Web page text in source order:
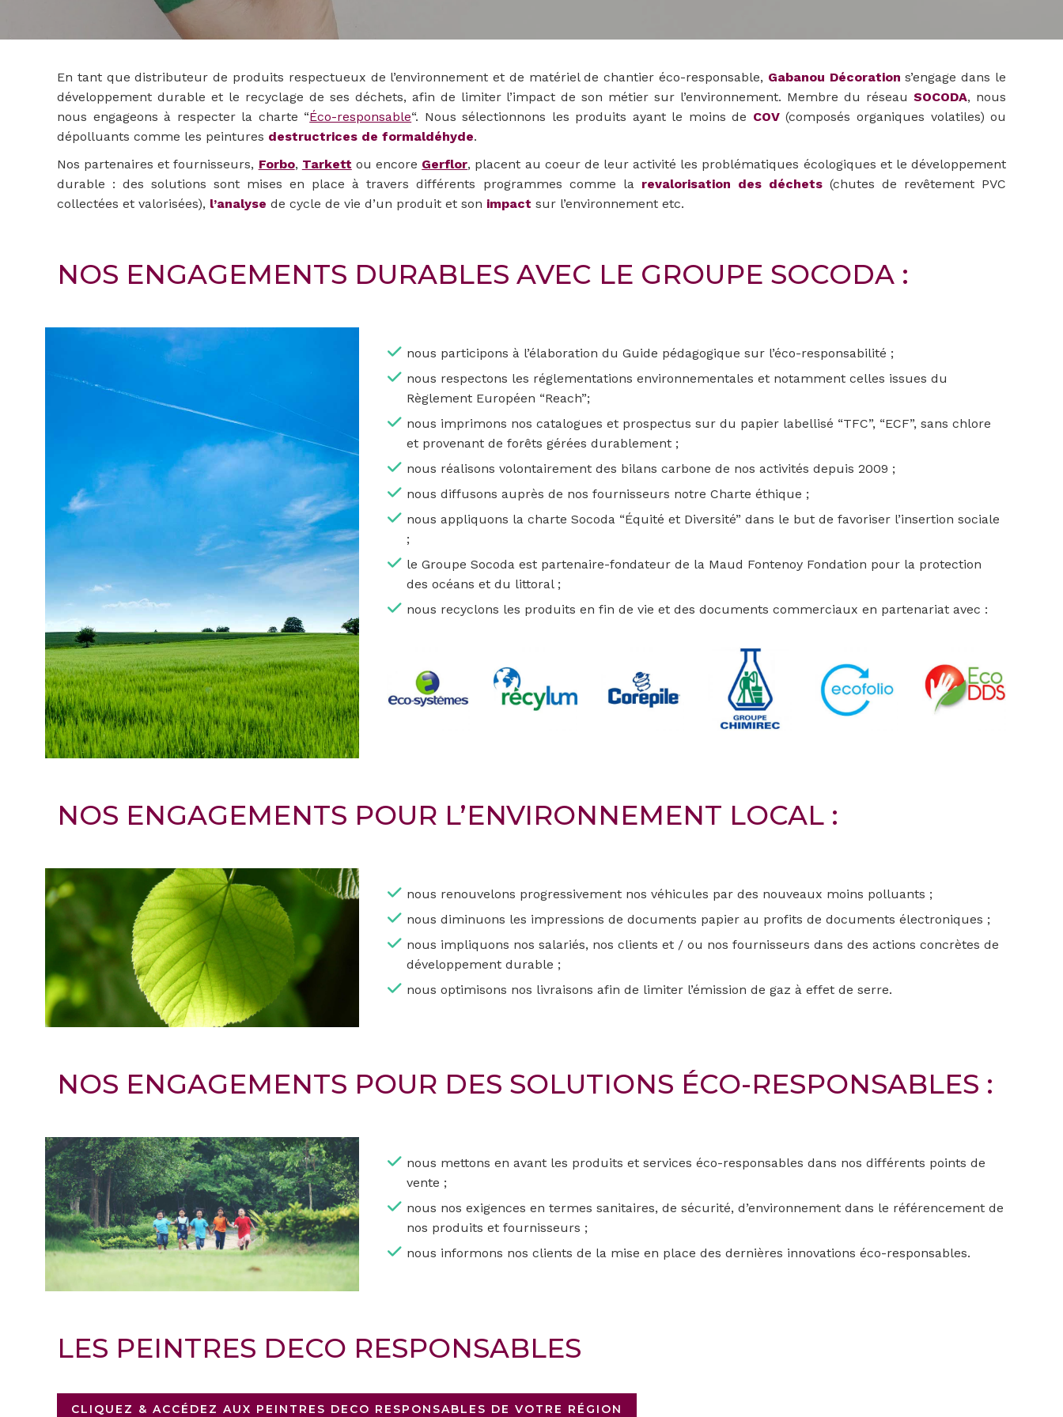
En tant que distributeur de produits respectueux de l’environnement et de matériel de chantier éco-responsable, Gabanou Décoration s’engage dans le
développement durable et le recyclage de ses déchets, afin de limiter l’impact de son métier sur l’environnement. Membre du réseauSOCODA, nous
nous engageons à respecter la charte “Éco-responsable“. Nous sélectionnons les produits ayant le moins de COV(composés organiques volatiles) ou
dépolluants comme les peintures destructrices de formaldéhyde.
Nos partenaires et fournisseurs, Forbo, Tarkett ou encore Gerflor, placent au coeur de leur activité les problématiques écologiques et le développement
durable : des solutions sont mises en place à travers différents programmes comme la revalorisation des déchets(chutes de revêtement PVC
collectées et valorisées), l’analyse de cycle de vie d’un produit et son impact sur l’environnement etc.
NOS ENGAGEMENTS DURABLES AVEC LE GROUPE SOCODA :
nous participons à l’élaboration du Guide pédagogique sur l’éco-responsabilité ;
nous respectons les réglementations environnementales et notamment celles issues du
Règlement Européen “Reach”;
nous imprimons nos catalogues et prospectus sur du papier labellisé “TFC”, “ECF”, sans chlore
et provenant de forêts gérées durablement ;
nous réalisons volontairement des bilans carbone de nos activités depuis 2009 ;
nous diffusons auprès de nos fournisseurs notre Charte éthique ;
nous appliquons la charte Socoda “Équité et Diversité” dans le but de favoriser l’insertion sociale
;
le Groupe Socoda est partenaire-fondateur de la Maud Fontenoy Fondation pour la protection
des océans et du littoral ;
nous recyclons les produits en fin de vie et des documents commerciaux en partenariat avec :
NOS ENGAGEMENTS POUR L’ENVIRONNEMENT LOCAL :
nous renouvelons progressivement nos véhicules par des nouveaux moins polluants ;
nous diminuons les impressions de documents papier au profits de documents électroniques ;
nous impliquons nos salariés, nos clients et / ou nos fournisseurs dans des actions concrètes de
développement durable ;
nous optimisons nos livraisons afin de limiter l’émission de gaz à effet de serre.
NOS ENGAGEMENTS POUR DES SOLUTIONS ÉCO-RESPONSABLES :
nous mettons en avant les produits et services éco-responsables dans nos différents points de
vente ;
nous nos exigences en termes sanitaires, de sécurité, d’environnement dans le référencement de
nos produits et fournisseurs ;
nous informons nos clients de la mise en place des dernières innovations éco-responsables.
LES PEINTRES DECO RESPONSABLES
CLIQUEZ & ACCÉDEZ AUX PEINTRES DECO RESPONSABLES DE VOTRE RÉGION